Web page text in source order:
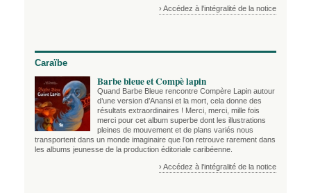
› Accédez à l'intégralité de la notice
Caraïbe
Barbe bleue et Compè lapin
Quand Barbe Bleue rencontre Compère Lapin autour
d’une version d’Anansi et la mort, cela donne des
résultats extraordinaires ! Merci, merci, mille fois
merci pour cet album superbe dont les illustrations
pleines de mouvement et de plans variés nous
transportent dans un monde imaginaire que l’on retrouve rarement dans
les albums jeunesse de la production éditoriale caribéenne.
› Accédez à l'intégralité de la notice